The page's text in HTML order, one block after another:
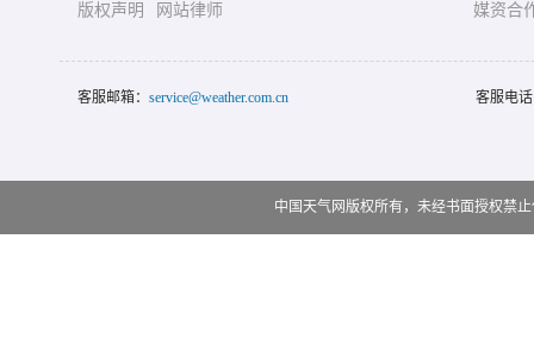
版权声明
网站律师
媒资合
客服邮箱： service@weather.com.cn 客服电
中国天气网版权所有，未经书面授权